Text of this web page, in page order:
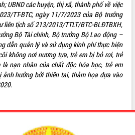
UBND các huyện, thị xã, thành phố về việc
TT-BTC, ngày 11/7/2023 của Bộ trưởng
liên tịch số 213/2013/TTLT/BTC-BLĐTBXH,
Bộ Tài chính, Bộ trưởng Bộ Lao động –
dẫn quản lý và sử dụng kinh phí thực hiện
không nơi nương tựa, trẻ em bị bỏ rơi, trẻ
là nạn nhân của chất độc hóa học, trẻ em
ảnh hưởng bởi thiên tai, thảm họa dựa vào